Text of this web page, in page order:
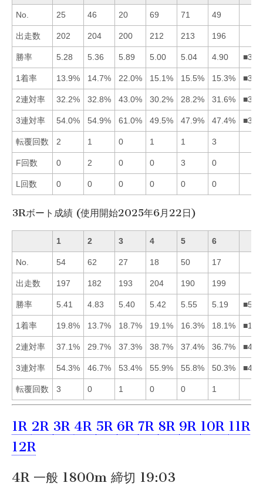
No. 25 46 20 69 71 49
出走数 202 204 200 212 213 196
勝率 5.28 5.36 5.89 5.00 5.04 4.90
1着率 13.9% 14.7% 22.0% 15.1% 15.5% 15.3%
2連対率 32.2% 32.8% 43.0% 30.2% 28.2% 31.6%
3連対率 54.0% 54.9% 61.0% 49.5% 47.9% 47.4%
転覆回数 2 1 0 1 1 3
F回数 0 2 0 0 3 0
L回数 0 0 0 0 0 0
3Rボート成績 (使用開始2025年6月22日)
1 2 3 4 5 6
No. 54 62 27 18 50 17
出走数 197 182 193 204 190 199
勝率 5.41 4.83 5.40 5.42 5.55 5.19
1着率 19.8% 13.7% 18.7% 19.1% 16.3% 18.1%
2連対率 37.1% 29.7% 37.3% 38.7% 37.4% 36.7%
3連対率 54.3% 46.7% 53.4% 55.9% 55.8% 50.3%
転覆回数 3 0 1 0 0 1
1R 2R 3R 4R 5R 6R 7R 8R 9R 10R 11R
12R
4R 一般 1800m 締切 19:03